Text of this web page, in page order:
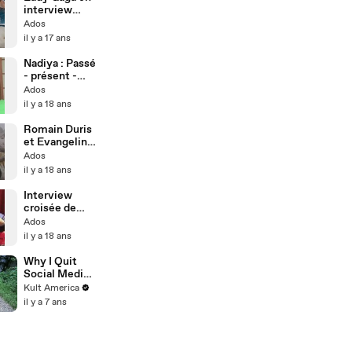
interview
vidéo : Call
me famous!
Ados
il y a 17 ans
Nadiya : Passé
- présent -
futur ...
Ados
il y a 18 ans
Romain Duris
et Evangeline
Lilly: Lost in
Paris...
Ados
il y a 18 ans
Interview
croisée de
Craig David et
Lynnsha :
mmes
Ados
il y a 18 ans
Why I Quit
Social Media
[Kult
America]
Kult America
il y a 7 ans